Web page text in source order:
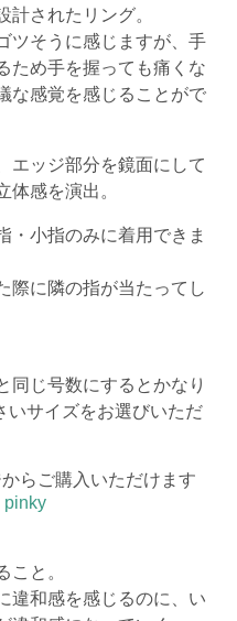
計されたリング。
ツそうに感じますが、手
ため手を握っても痛くな
な感覚を感じることがで
エッジ部分を鏡面にして
体感を演出。
・小指のみに着用できま
際に隣の指が当たってし
同じ号数にするとかなり
いサイズをお選びいただ
らご購入いただけます
pinky
こと。
違和感を感じるのに、い